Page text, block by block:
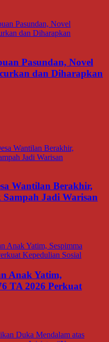
Pasundan, Novel
dan Diharapkan
Wantilan Berakhir,
Jadi Warisan
Anak Yatim,
TA 2026 Perkuat